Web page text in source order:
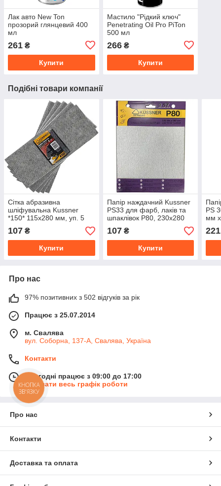
Лак авто New Ton
прозорий глянцевий 400
мл
261 ₴
Купити
Мастило "Рідкий ключ"
Penetrating Oil Pro PiTon
500 мл
266₴
Купити
Подібні товари компанії
Сітка абразивна
шліфувальна Kussner
*150* 115x280 мм, уп. 5
шт.
107 ₴
Купити
Папір наждачний Kussner
PS33 для фарб, лаків та
шпаклівок P80, 230x280
мм, уп. 3 шт.
107₴
Купити
PS
мм
221
Про нас
97% позитивних з 502 відгуків за рік
Працює з 25.07.2014
м. Свалява
вул. Соборна, 137-А, Свалява, Україна
Контакти
Сьогодні працює з 09:00 до 17:00
Показати весь графік роботи
Про нас
Контакти
Доставка та оплата
КНОПКА
ЗВ'ЯЗКУ